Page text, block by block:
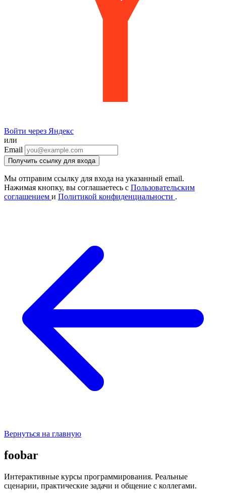
Войти через Яндекс
или
Email
Получить ссылку для входа
Мы отправим ссылку для входа на указанный email.
Нажимая кнопку, вы соглашаетесь с Пользовательским
соглашением и Политикой конфиденциальности .
Вернуться на главную
foobar
Интерактивные курсы программирования. Реальные
сценарии, практические задачи и общение с коллегами.